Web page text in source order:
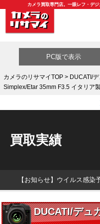
カメラ買取専門店。一眼レフ・デ
PC版で表示
カメラのリサマイTOP> DUCATI/デ
Simplex/Etar 35mm F3.5 イタリア
買取実績
【お知らせ】ウイルス感